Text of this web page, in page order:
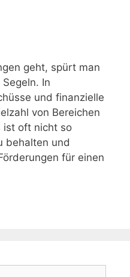
geht, spürt man
In
und finanzielle
von Bereichen
ist oft nicht so
behalten und
für einen